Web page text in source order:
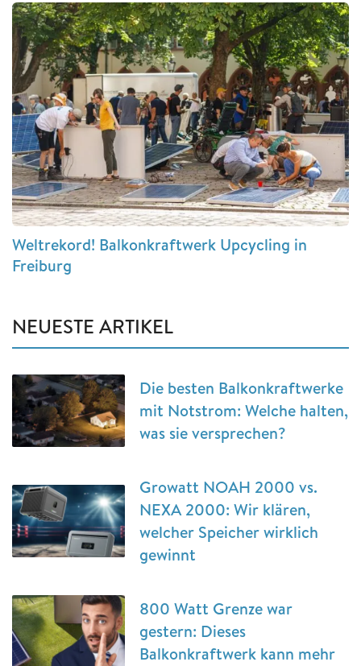
Weltrekord! Balkonkraftwerk Upcycling in
Freiburg
NEUESTE ARTIKEL
Die besten Balkonkraftwerke
mit Notstrom: Welche halten,
was sie versprechen?
Growatt NOAH 2000 vs.
NEXA 2000: Wir klären,
welcher Speicher wirklich
gewinnt
800 Watt Grenze war
gestern: Dieses
Balkonkraftwerk kann mehr